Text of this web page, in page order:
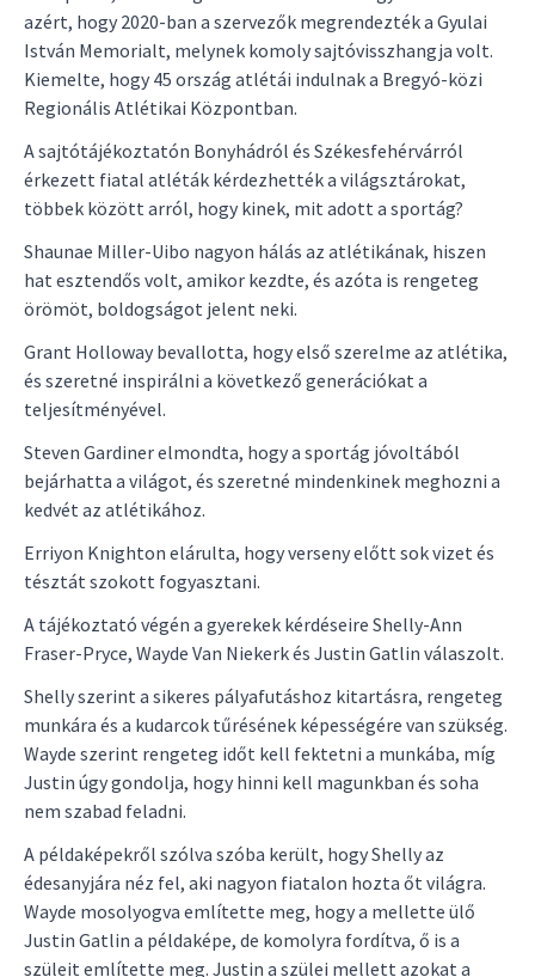
azért, hogy 2020-ban a szervezők megrendezték a Gyulai
István Memorialt, melynek komoly sajtóvisszhangja volt.
Kiemelte, hogy 45 ország atlétái indulnak a Bregyó-közi
Regionális Atlétikai Központban.
A sajtótájékoztatón Bonyhádról és Székesfehérvárról
érkezett fiatal atléták kérdezhették a világsztárokat,
többek között arról, hogy kinek, mit adott a sportág?
Shaunae Miller-Uibo nagyon hálás az atlétikának, hiszen
hat esztendős volt, amikor kezdte, és azóta is rengeteg
örömöt, boldogságot jelent neki.
Grant Holloway bevallotta, hogy első szerelme az atlétika,
és szeretné inspirálni a következő generációkat a
teljesítményével.
Steven Gardiner elmondta, hogy a sportág jóvoltából
bejárhatta a világot, és szeretné mindenkinek meghozni a
kedvét az atlétikához.
Erriyon Knighton elárulta, hogy verseny előtt sok vizet és
tésztát szokott fogyasztani.
A tájékoztató végén a gyerekek kérdéseire Shelly-Ann
Fraser-Pryce, Wayde Van Niekerk és Justin Gatlin válaszolt.
Shelly szerint a sikeres pályafutáshoz kitartásra, rengeteg
munkára és a kudarcok tűrésének képességére van szükség.
Wayde szerint rengeteg időt kell fektetni a munkába, míg
Justin úgy gondolja, hogy hinni kell magunkban és soha
nem szabad feladni.
A példaképekről szólva szóba került, hogy Shelly az
édesanyjára néz fel, aki nagyon fiatalon hozta őt világra.
Wayde mosolyogva említette meg, hogy a mellette ülő
Justin Gatlin a példaképe, de komolyra fordítva, ő is a
szüleit említette meg. Justin a szülei mellett azokat a